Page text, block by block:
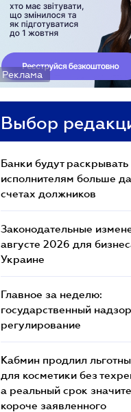
Реклама
Выбор
Банки будут раскрывать
исполнителям больше
счетах должников
Законодательные
августе 2026 для
Украине
Главное за неделю:
государственный
регулирование
Кабмин продлил
для косметики без
а реальный срок
короче заявленного